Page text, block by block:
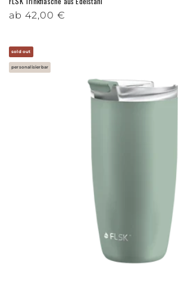
Normaler Preis
ab 42,00 €
sold out
personalisierbar